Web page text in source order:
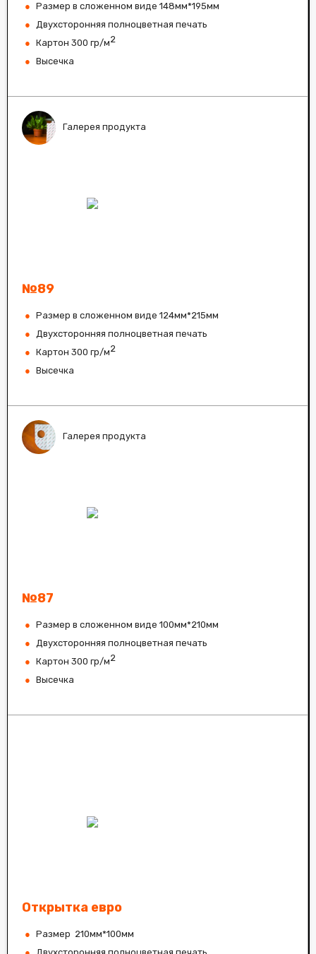
Размер в сложенном виде 148мм*195мм
Двухсторонняя полноцветная печать
Картон 300 гр/м2
Высечка
№89
Размер в сложенном виде 124мм*215мм
Двухсторонняя полноцветная печать
Картон 300 гр/м2
Высечка
Галерея продукта
№87
Размер в сложенном виде 100мм*210мм
Двухсторонняя полноцветная печать
Картон 300 гр/м2
Высечка
Галерея продукта
Открытка евро
Размер 210мм*100мм